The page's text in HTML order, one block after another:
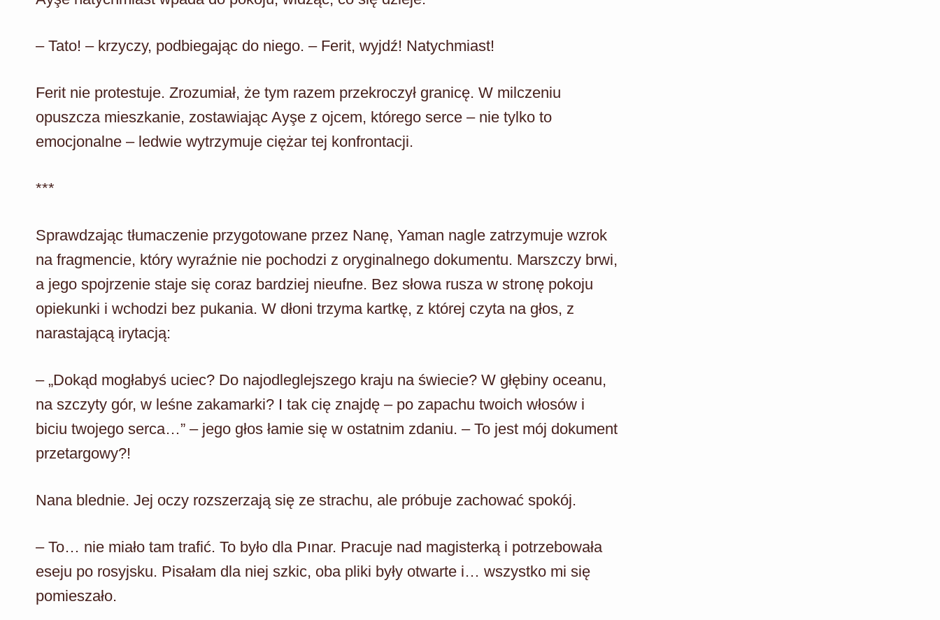
– Tato! – krzyczy, podbiegając do niego. – Ferit, wyjdź! Natychmiast!
Ferit nie protestuje. Zrozumiał, że tym razem przekroczył granicę. W milczeniu
opuszcza mieszkanie, zostawiając Ayşe z ojcem, którego serce – nie tylko to
emocjonalne – ledwie wytrzymuje ciężar tej konfrontacji.
***
Sprawdzając tłumaczenie przygotowane przez Nanę, Yaman nagle zatrzymuje wzrok
na fragmencie, który wyraźnie nie pochodzi z oryginalnego dokumentu. Marszczy brwi,
a jego spojrzenie staje się coraz bardziej nieufne. Bez słowa rusza w stronę pokoju
opiekunki i wchodzi bez pukania. W dłoni trzyma kartkę, z której czyta na głos, z
narastającą irytacją:
– „Dokąd mogłabyś uciec? Do najodleglejszego kraju na świecie? W głębiny oceanu,
na szczyty gór, w leśne zakamarki? I tak cię znajdę – po zapachu twoich włosów i
biciu twojego serca…” – jego głos łamie się w ostatnim zdaniu. – To jest mój dokument
przetargowy?!
Nana blednie. Jej oczy rozszerzają się ze strachu, ale próbuje zachować spokój.
– To… nie miało tam trafić. To było dla Pınar. Pracuje nad magisterką i potrzebowała
eseju po rosyjsku. Pisałam dla niej szkic, oba pliki były otwarte i… wszystko mi się
pomieszało.